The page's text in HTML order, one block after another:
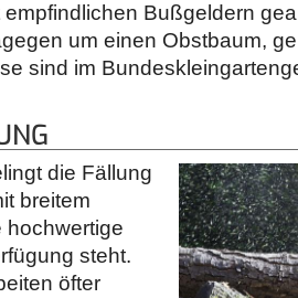
empfindlichen Bußgeldern
um einen Obstbaum,
sind im
die Fällung
breitem
hochwertige
steht.
öfter